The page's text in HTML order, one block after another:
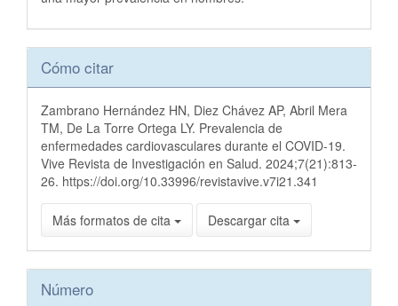
Detalles
del
artículo
Cómo citar
Zambrano Hernández HN, Diez Chávez AP, Abril Mera
TM, De La Torre Ortega LY. Prevalencia de
enfermedades cardiovasculares durante el COVID-19.
Vive Revista de Investigación en Salud. 2024;7(21):813-
26. https://doi.org/10.33996/revistavive.v7i21.341
Más formatos de cita Descargar cita
Número